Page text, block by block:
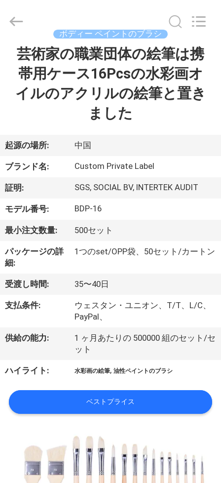
ク
ト
私
達
つ
い
て
工
旅
行
2017
Chanmy
Cosmetics
ボディー ペイントのブラシ
芸術家の職業団体の絵筆は携
帯用ケース16Pcsの水彩画オ
イルのアクリルの絵筆と置き
ました
起源の場所: 中国
ブランド名: Custom Private Label
証明: SGS, SOCIAL BV, INTERTEK AUDIT
モデル番号: BDP-16
最小注文数量: 500セット
パッケージの詳
細:
1つのset/OPP袋、50セット/カートン
受渡し時間: 35〜40日
支払条件:
ウェスタン・ユニオン、T/T、L/C、
PayPal、
供給の能力:
1 ヶ月あたりの 500000 組のセット/セ
ット
ハイライト: 水彩画の絵筆,油性ペイントのブラシ
ベストプライス